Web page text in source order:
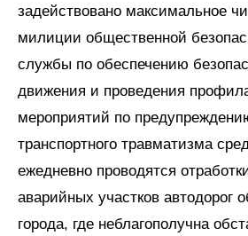
задействовано максимальное
милиции общественной
службы по обеспечению
движения и проведения
мероприятий по
транспортного травматизма
ежедневно проводятся
аварийных участков автодорог
города, где неблагополучна